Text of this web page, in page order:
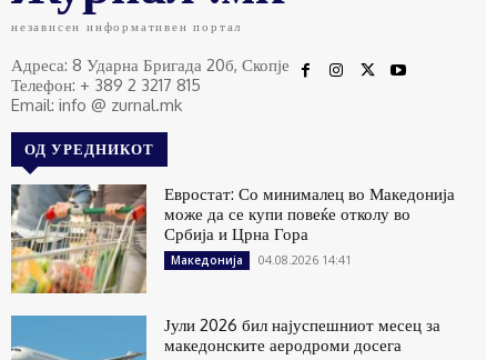
независен информативен портал
Адреса: 8 Ударна Бригада 20б, Скопје
Телефон: + 389 2 3217 815
Email: info @ zurnal.mk
ОД УРЕДНИКОТ
Евростат: Со минималец во Македонија
може да се купи повеќе отколу во
Србија и Црна Гора
Македонија 04.08.2026 14:41
Јули 2026 бил најуспешниот месец за
македонските аеродроми досега